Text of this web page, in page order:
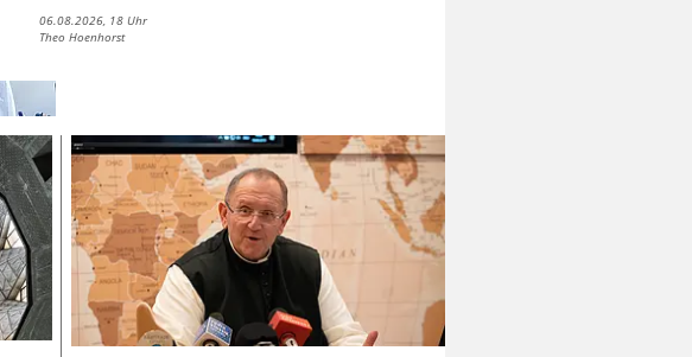
06.08.2026, 18 Uhr
Theo Hoenhorst